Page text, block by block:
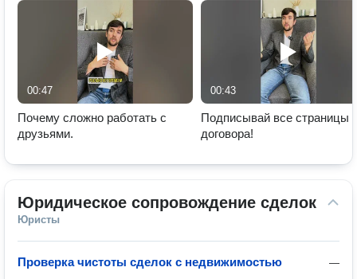
00:47
Почему сложно работать с
друзьями.
00:43
Подписывай все страницы
договора!
Юридическое сопровождение сделок
Юристы
—
Проверка чистоты сделок с недвижимостью